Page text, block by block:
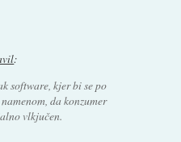
:
software, kjer bi se po
da konzumer
vlkjučen.